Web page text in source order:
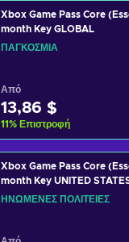
Xbox Game Pass Core
month Key GLOBAL
ΠΑΓΚΌΣΜΙΑ
Από
13,86 $
11% Επιστροφή
Xbox Game Pass Core
month Key UNITED
ΗΝΩΜΈΝΕΣ ΠΟΛΙΤΕΊΕΣ